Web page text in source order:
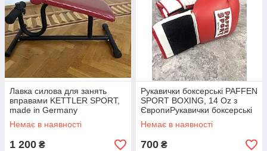
Лавка силова для занять
вправами KETTLER SPORT,
made in Germany
Немає в наявності
1 200 ₴
Рукавички боксерські PAFFEN
SPORT BOXING, 14 Oz з
ЄвропиРукавички боксерські
PAFFEN SPORT BOXING, 14
Oz з Європи
Немає в наявності
700 ₴